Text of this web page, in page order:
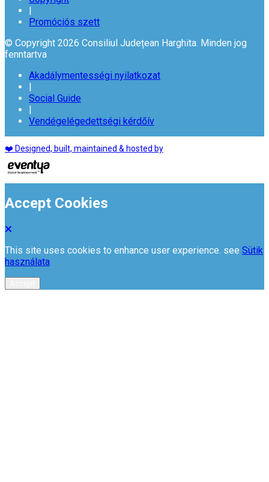
|
Promóciós szett
© Copyright 2026 Consiliul Județean Harghita. Minden jog
fenntartva
Akadálymentességi nyilatkozat
|
Social Guide
|
Vendégelégedettségi kérdőív
❤️ Designed, built, maintained & hosted by
Accept Cookies
This site uses cookies to enhance user experience. see Sütik
használata